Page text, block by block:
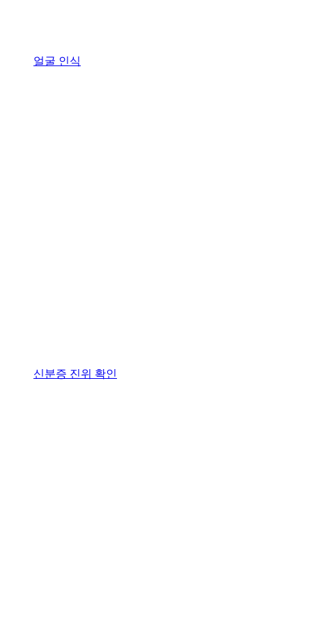
얼굴 인식
신분증 진위 확인